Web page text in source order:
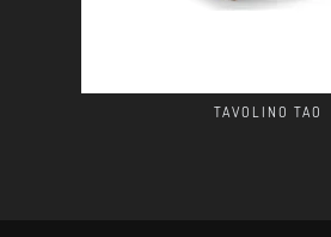
TAVOLINO TAO